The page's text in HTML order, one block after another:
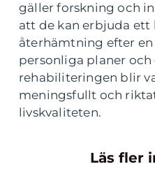
gäller forskning och
att de kan erbjuda
återhämtning efter en
personliga planer
rehabiliteringen blir
meningsfullt och
livskvaliteten.
Läs fler